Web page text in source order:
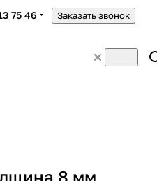
75 46 Заказать звонок
8 мм